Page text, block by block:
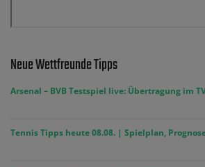
Neue Wettfreunde Tipps
Arsenal – BVB Testspiel live: Übertragung im
Tennis Tipps heute 08.08. | Spielplan,